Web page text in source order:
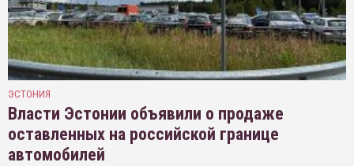
ЭСТОНИЯ
Власти Эстонии объявили о продаже
оставленных на российской границе
автомобилей